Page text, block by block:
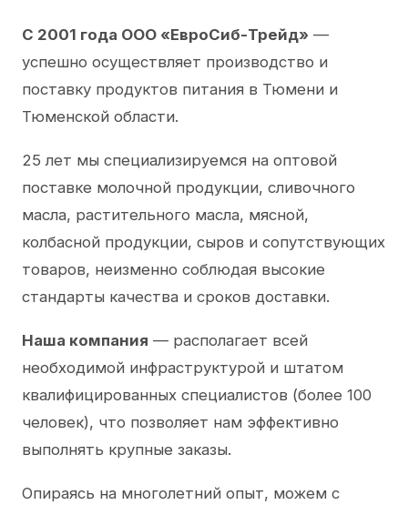
С 2001 года ООО «ЕвроСиб-Трейд» —
успешно осуществляет производство и
поставку продуктов питания в Тюмени и
Тюменской области.
25 лет мы специализируемся на оптовой
поставке молочной продукции, сливочного
масла, растительного масла, мясной,
колбасной продукции, сыров и сопутствующих
товаров, неизменно соблюдая высокие
стандарты качества и сроков доставки.
Наша компания — располагает всей
необходимой инфраструктурой и штатом
квалифицированных специалистов (более 100
человек), что позволяет нам эффективно
выполнять крупные заказы.
Опираясь на многолетний опыт, можем с